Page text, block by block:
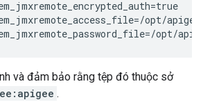
opt/
opt/
và đảm bảo rằng tệp đó thuộc sở
.